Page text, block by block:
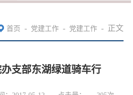
首页 - 党建工作 - 党建工作 - 正文
支部东湖绿道骑车行